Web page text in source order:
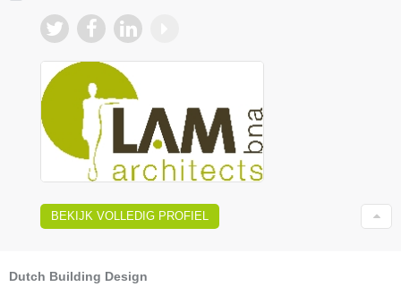
BEKIJK VOLLEDIG PROFIEL
Dutch Building Design